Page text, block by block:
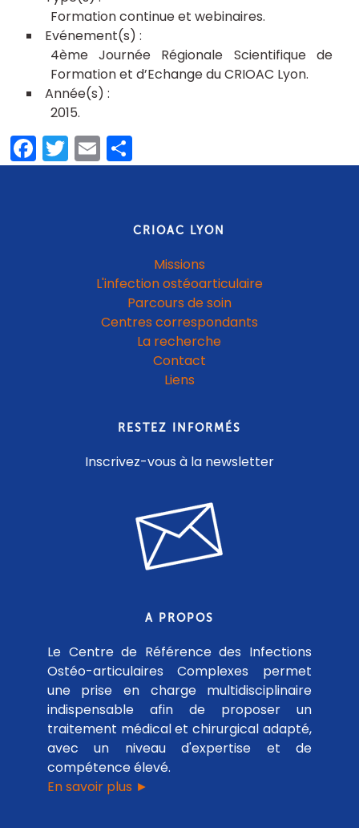
Formation continue et webinaires
4ème Journée Régionale Scientifique de
Formation et d’Echange du CRIOAC Lyon
2015
Facebook
Twitter
EmailShare
CRIOAC LYON
Missions
L'infection ostéoarticulaire
Parcours de soin
Centres correspondants
La recherche
Contact
Liens
RESTEZ INFORMÉS
Inscrivez-vous à la newsletter
A PROPOS
Le Centre de Référence des Infections
Ostéo-articulaires Complexes permet
une prise en charge multidisciplinaire
indispensable afin de proposer un
traitement médical et chirurgical adapté,
avec un niveau d'expertise et de
compétence élevé.
En savoir plus ►